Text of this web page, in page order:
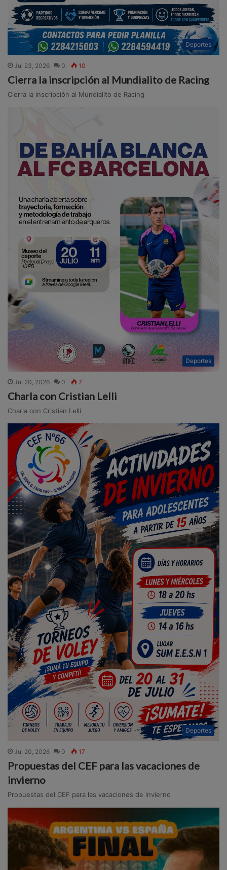
Deportes
Jul 23, 2026 0 10
Cierra la inscripción al Mundialito de Racing
Cierra la inscripción al Mundialito de Racing
Deportes
Jul 20, 2026 0 7
Charla con Cristian Lelli
Charla con Cristian Lelli
Deportes
Jul 20, 2026 0 17
Propuestas del CEF para las vacaciones de
invierno
Propuestas del CEF para las vacaciones de invierno